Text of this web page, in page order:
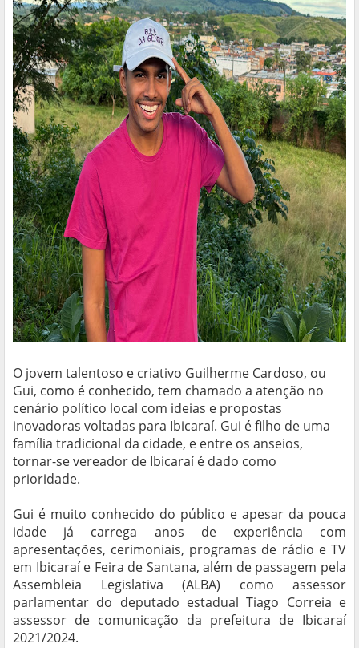
O jovem talentoso e criativo Guilherme Cardoso, ou
Gui, como é conhecido, tem chamado a atenção no
cenário político local com ideias e propostas
inovadoras voltadas para Ibicaraí. Gui é filho de uma
família tradicional da cidade, e entre os anseios,
tornar-se vereador de Ibicaraí é dado como
prioridade.
Gui é muito conhecido do público e apesar da pouca
idade já carrega anos de experiência com
apresentações, cerimoniais, programas de rádio e TV
em Ibicaraí e Feira de Santana, além de passagem pela
Assembleia Legislativa (ALBA) como assessor
parlamentar do deputado estadual Tiago Correia e
assessor de comunicação da prefeitura de Ibicaraí
2021/2024.